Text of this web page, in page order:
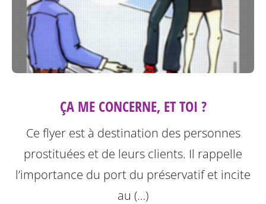
ÇA ME CONCERNE, ET TOI ?
Ce flyer est à destination des personnes
prostituées et de leurs clients. Il rappelle
l’importance du port du préservatif et incite
au (…)